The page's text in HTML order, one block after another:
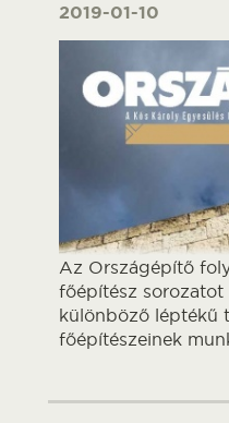
2019-01-10
Az Országépítő
főépítész
különböző léptékű
főépítészeinek